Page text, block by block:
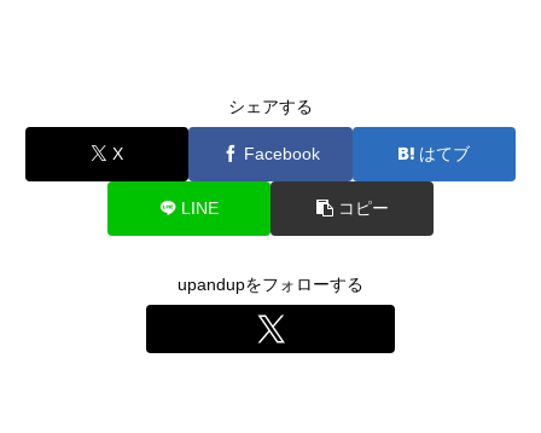
シェアする
X Facebook はてブ
LINE コピー
upandupをフォローする